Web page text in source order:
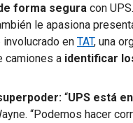
forma segura con
le apasiona
en TAT, una
camiones a identificar
“UPS está
“Podemos hacer